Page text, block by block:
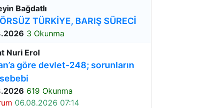
Bağdatlı
TÜRKİYE, BARIŞ SÜRECİ
3 Okunma
Nuri Erol
göre devlet-248; sorunların
619 Okunma
06.08.2026 07:14